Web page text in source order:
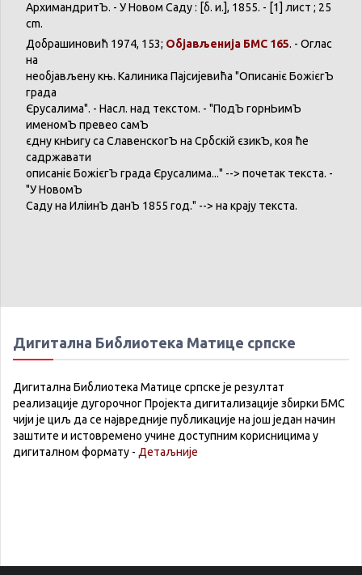
АрхимандритЪ. - УНовом Саду: [б. и.], 1855. - [1] лист ; 25
cm.
Добрашиновић 1974, 153; Објављенија БМС 165. - Оглас
на
необјављенукњ. Калиника Пајсијевића "ОписанієБожієгЪ
града
Єрусалима". - Насл. над текстом. - "ПодЪ горнЬимЪ
именомЪ превео самЪ
єднукнЬигуса СлавенскогЪ на Србскій єзикЪ, коя ће
садржавати
описанієБожієгЪ града Єрусалима..." --> почетак текста. -
"УНовомЪ
Садуна ИліинЪ данЪ 1855 год." --> на крају текста.
Дигитална Библиотека Матице српске
Дигитална Библиотека Матице српске је резултат
реализације дугорочног Пројекта дигитализације збирки БМС
чији је циљ да се највредније публикације на још један начин
заштите и истовремено учине доступним корисницима у
дигиталном формату - Детаљније